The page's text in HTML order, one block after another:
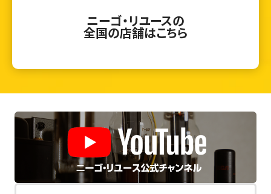
ニーゴ・リユースの
全国の店舗はこちら